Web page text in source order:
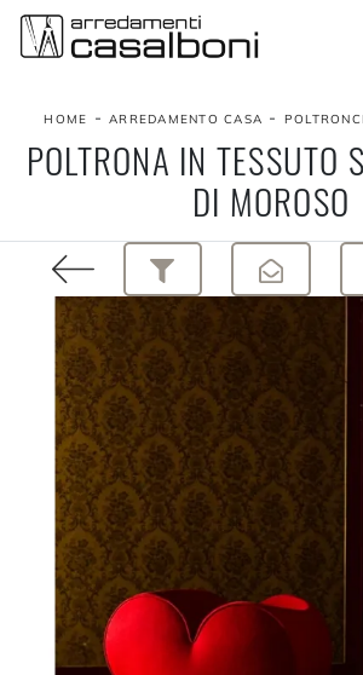
HOME - ARREDAMENTO CASA -
POLTRONA IN TESSUTO
DI MOROSO